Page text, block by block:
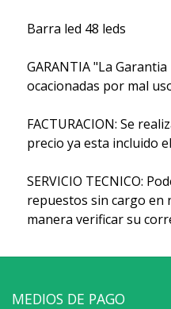
Barra led 48 leds
GARANTIA "La
ocacionadas por mal
FACTURACION: Se
precio ya esta incluido
SERVICIO TECNICO:
repuestos sin cargo en
manera verificar su
MEDIOS DE PAGO